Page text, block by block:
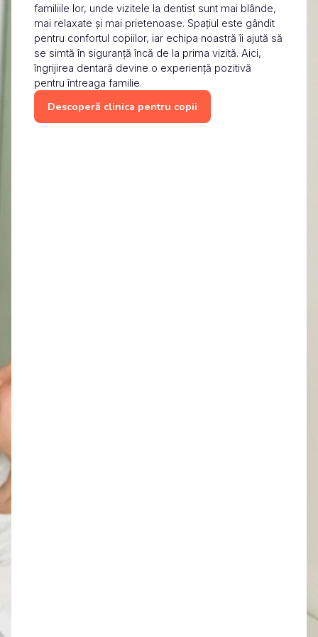
familiile lor, unde vizitele la dentist sunt mai blânde,
mai relaxate și mai prietenoase. Spațiul este gândit
pentru confortul copiilor, iar echipa noastră îi ajută să
se simtă în siguranță încă de la prima vizită. Aici,
îngrijirea dentară devine o experiență pozitivă
pentru întreaga familie.
Descoperă clinica pentru copii